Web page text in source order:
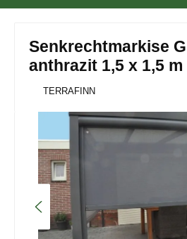
Senkrechtmarkise
anthrazit 1,5 x 1,5 m
TERRAFINN
Bildergalerie überspringen